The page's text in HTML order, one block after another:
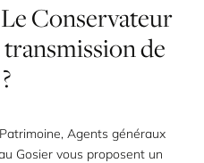
LeConservateur
transmissionde
?
Agents généraux
Gosier vous proposent un